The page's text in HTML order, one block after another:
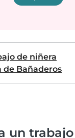
de niñera
de Bañaderos
un